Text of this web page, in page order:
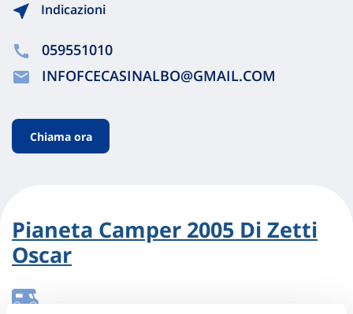
Indicazioni
059551010
INFOFCECASINALBO@GMAIL.COM
Chiama ora
Pianeta Camper 2005 Di Zetti
Oscar